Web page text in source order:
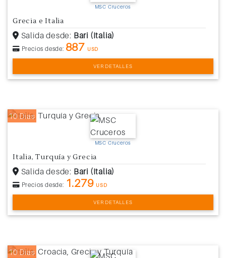
MSC Cruceros
Grecia e Italia
Salida desde: Bari (Italia)
Precios desde: 887 USD
VER DETALLES
10 Días
MSC Cruceros
Italia, Turquía y Grecia
Salida desde: Bari (Italia)
Precios desde: 1.279 USD
VER DETALLES
10 Días